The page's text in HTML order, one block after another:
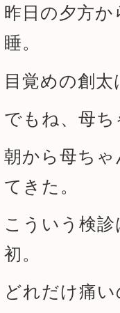
昨日の夕方
睡。
目覚めの創
でもね、母
朝から母ち
てきた。
こういう検
初。
どれだけ痛